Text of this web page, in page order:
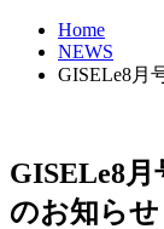
Home
NEWS
GISELe8月
GISELe8
のお知らせ